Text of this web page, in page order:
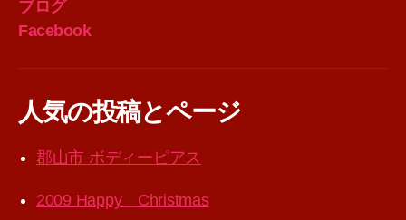
ブログ
Facebook
人気の投稿とページ
郡山市 ボディーピアス
2009 Happy Christmas